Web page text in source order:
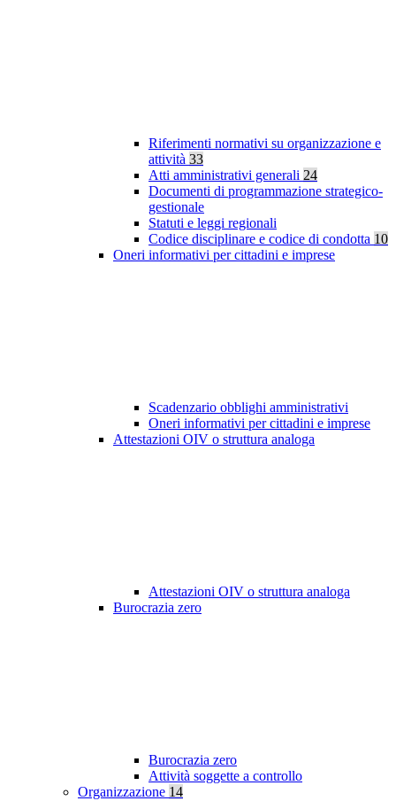
Riferimenti normativi su organizzazione e
attività 33
Atti amministrativi generali 24
Documenti di programmazione strategico-
gestionale
Statuti e leggi regionali
Codice disciplinare e codice di condotta 10
Oneri informativi per cittadini e imprese
Scadenzario obblighi amministrativi
Oneri informativi per cittadini e imprese
Attestazioni OIV o struttura analoga
Attestazioni OIV o struttura analoga
Burocrazia zero
Burocrazia zero
Attività soggette a controllo
Organizzazione 14